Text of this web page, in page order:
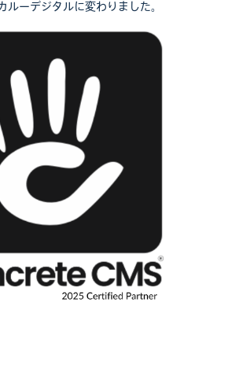
ルーデジタルに変わりました。